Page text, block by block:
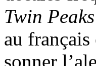
Twin Peaks
au français
sonner